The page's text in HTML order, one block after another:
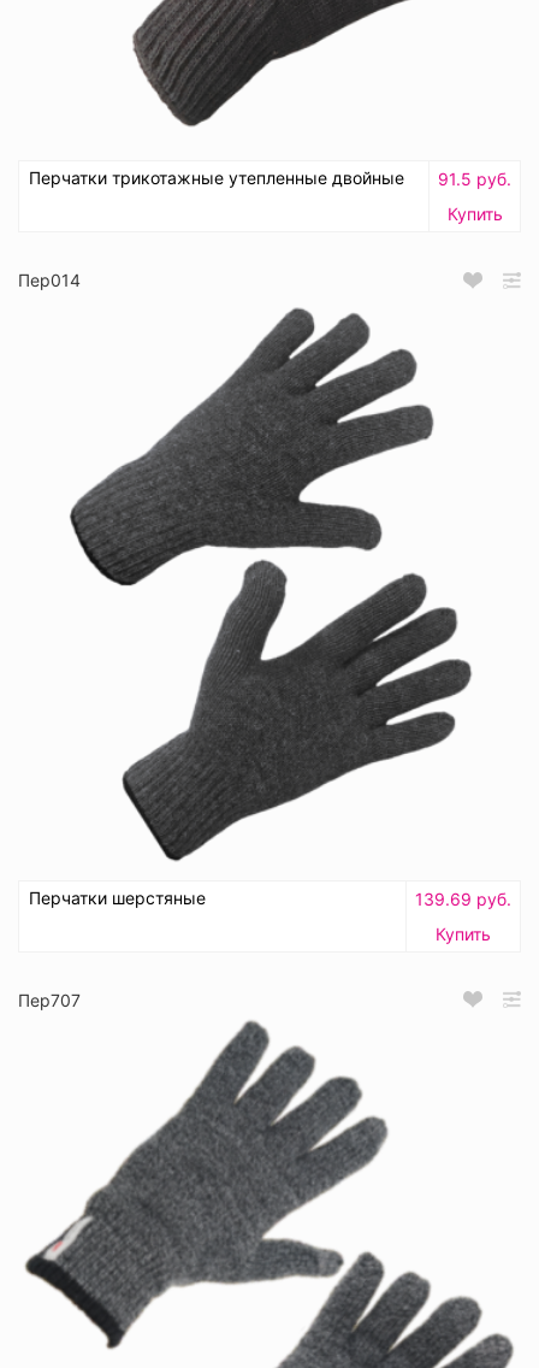
Перчатки трикотажные утепленные двойные
91.5 руб.
Купить
Пер014
Перчатки шерстяные
139.69 руб.
Купить
Пер707